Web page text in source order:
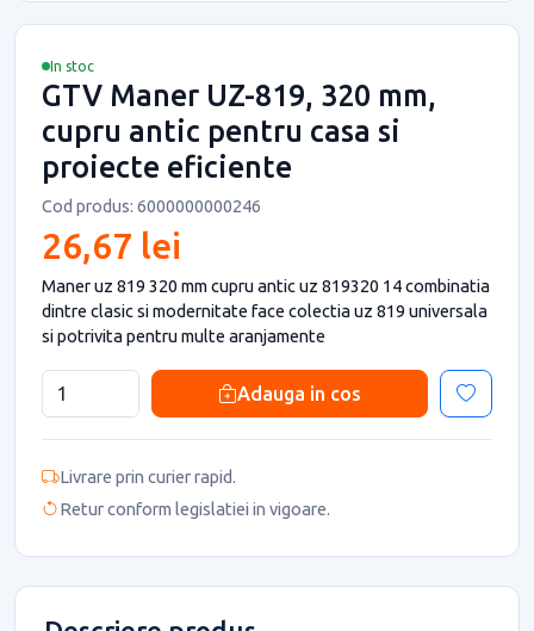
In stoc
GTV Maner UZ-819, 320 mm,
cupru antic pentru casa si
proiecte eficiente
Cod produs: 6000000000246
26,67 lei
Maner uz 819 320 mm cupru antic uz 819320 14 combinatia
dintre clasic si modernitate face colectia uz 819 universala
si potrivita pentru multe aranjamente
Adauga in cos
Livrare prin curier rapid.
Retur conform legislatiei in vigoare.